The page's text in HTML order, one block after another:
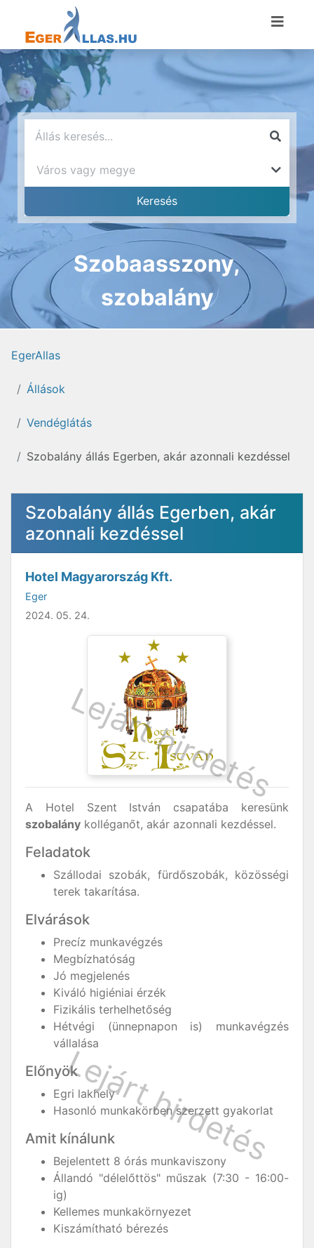
Szobaasszony,
szobalány
EgerAllas
Állások
Vendéglátás
Szobalány állás Egerben, akár azonnali kezdéssel
Szobalány állás Egerben, akár
azonnali kezdéssel
Hotel Magyarország Kft.
Eger
2024. 05. 24.
A Hotel Szent István csapatába keresünk
szobalány kolléganőt, akár azonnali kezdéssel.
Feladatok
Szállodai szobák, fürdőszobák, közösségi
terek takarítása.
Elvárások
Precíz munkavégzés
Megbízhatóság
Jó megjelenés
Kiváló higiéniai érzék
Fizikális terhelhetőség
Hétvégi (ünnepnapon is) munkavégzés
vállalása
Előnyök
Egri lakhely
Hasonló munkakörben szerzett gyakorlat
Amit kínálunk
Bejelentett 8 órás munkaviszony
Állandó "délelőttös" műszak (7:30 - 16:00-
ig)
Kellemes munkakörnyezet
Kiszámítható bérezés